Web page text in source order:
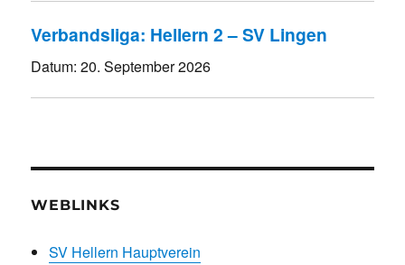
Verbandsliga: Hellern 2 – SV Lingen
Datum:20. September 2026
WEBLINKS
SV Hellern Hauptverein